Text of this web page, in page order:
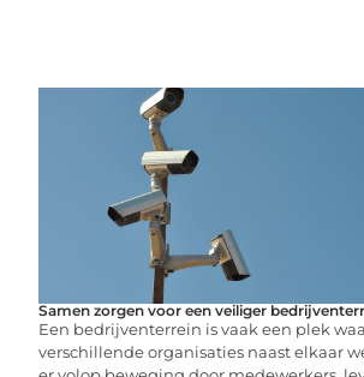
Samen zorgen voor een veiliger
Een bedrijventerrein is vaak een plek
verschillende organisaties naast elkaar